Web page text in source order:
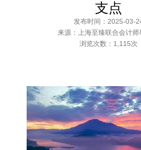
支点
发布时间：2025-03-
来源：上海至臻联合会计师
浏览次数：1,115次